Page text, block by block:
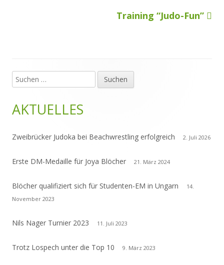
BeitragsnavigationNächster
Training “Judo-Fun”
Haupt-
Seitenleiste
Suchen
nach:
AKTUELLES
Zweibrücker Judoka bei Beachwrestling erfolgreich 2. Juli 2026
Erste DM-Medaille für Joya Blöcher 21. März 2024
Blöcher qualifiziert sich für Studenten-EM in Ungarn
14.
November 2023
Nils Nager Turnier 2023 11. Juli 2023
Trotz Lospech unter die Top 10 9. März 2023